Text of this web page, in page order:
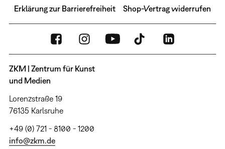
Erklärung zur Barrierefreiheit Shop-Vertrag widerrufen
ZKM | Zentrum für Kunst
und Medien
Lorenzstraße 19
76135 Karlsruhe
+49 (0) 721 - 8100 - 1200
info@zkm.de